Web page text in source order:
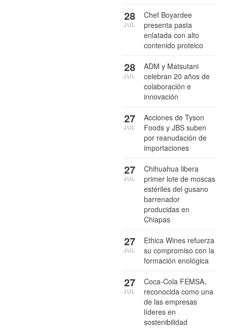
Chef Boyardee
presenta pasta
enlatada con alto
contenido proteico
28
JUL
ADM y Matsutani
celebran 20 años de
colaboración e
innovación
28
JUL
Acciones de Tyson
Foods y JBS suben
por reanudación de
importaciones
27
JUL
Chihuahua libera
primer lote de moscas
estériles del gusano
barrenador
producidas en
Chiapas
27
JUL
Ethica Wines refuerza
su compromiso con la
formación enológica
27
JUL
Coca-Cola FEMSA,
reconocida como una
de las empresas
líderes en
sostenibilidad
27
JUL